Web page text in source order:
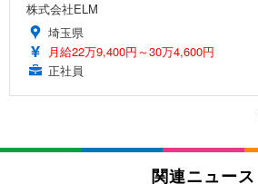
株式会社ELM
埼玉県
月給22万9,400円～30万4,600円
正社員
関連ニュース